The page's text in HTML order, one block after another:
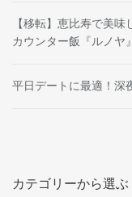
【移転】恵比寿で美
カウンター飯『ルノヤ』
平日デートに最適！深
カテゴリーから選ぶ